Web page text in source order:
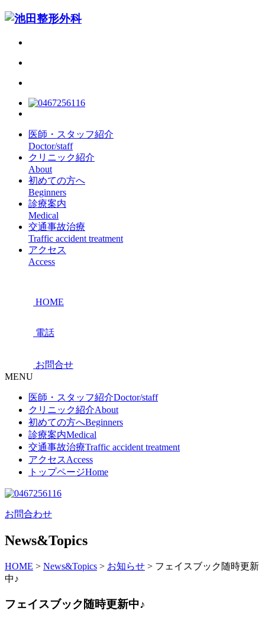
医師・スタッフ紹介
Doctor/staff
クリニック紹介
About
初めての方へ
Beginners
診療案内
Medical
交通事故治療
Traffic accident treatment
アクセス
Access
HOME
電話
お問合せ
MENU
医師・スタッフ紹介Doctor/staff
クリニック紹介About
初めての方へBeginners
診療案内Medical
交通事故治療Traffic accident treatment
アクセスAccess
トップページHome
お問合わせ
News&Topics
HOME > News&Topics > お知らせ > フェイスブック随時更新
中♪
フェイスブック随時更新中♪